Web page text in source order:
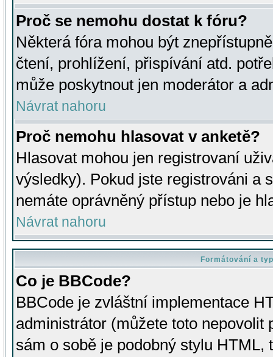
Proč se nemohu dostat k fóru?
Některá fóra mohou být
čtení, prohlížení, přispívání atd.
může poskytnout jen moderátor a
Návrat nahoru
Proč nemohu hlasovat v anketě?
Hlasovat mohou jen registrovaní
výsledky). Pokud jste registrováni a
nemáte oprávněný přístup nebo je
Návrat nahoru
Formátování a
Co je BBCode?
BBCode je zvláštní implementace
administrátor (můžete toto
sám o sobě je podobný stylu HTML,